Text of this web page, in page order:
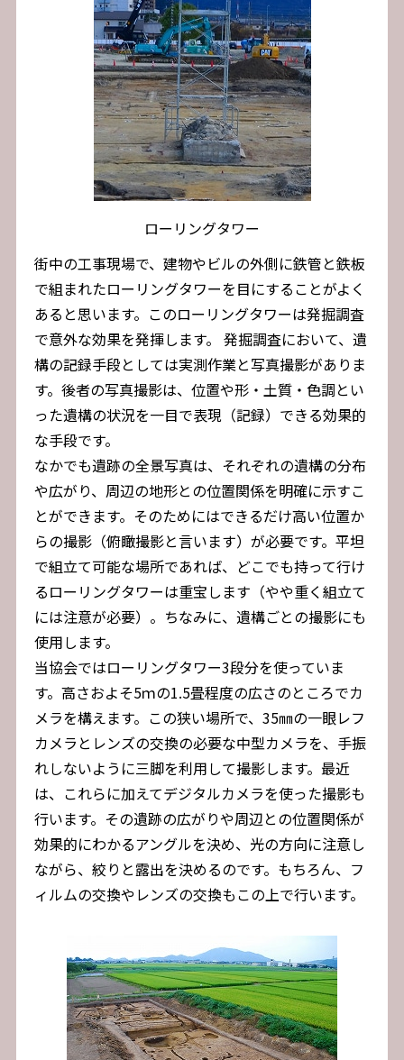
ローリングタワー
街中の工事現場で、建物やビルの外側に鉄管と鉄板
で組まれたローリングタワーを目にすることがよく
あると思います。このローリングタワーは発掘調査
で意外な効果を発揮します。 発掘調査において、遺
構の記録手段としては実測作業と写真撮影がありま
す。後者の写真撮影は、位置や形・土質・色調とい
った遺構の状況を一目で表現（記録）できる効果的
な手段です。
なかでも遺跡の全景写真は、それぞれの遺構の分布
や広がり、周辺の地形との位置関係を明確に示すこ
とができます。そのためにはできるだけ高い位置か
らの撮影（俯瞰撮影と言います）が必要です。平坦
で組立て可能な場所であれば、どこでも持って行け
るローリングタワーは重宝します（やや重く組立て
には注意が必要）。ちなみに、遺構ごとの撮影にも
使用します。
当協会ではローリングタワー3段分を使っていま
す。高さおよそ5ｍの1.5畳程度の広さのところでカ
メラを構えます。この狭い場所で、35㎜の一眼レフ
カメラとレンズの交換の必要な中型カメラを、手振
れしないように三脚を利用して撮影します。最近
は、これらに加えてデジタルカメラを使った撮影も
行います。その遺跡の広がりや周辺との位置関係が
効果的にわかるアングルを決め、光の方向に注意し
ながら、絞りと露出を決めるのです。もちろん、フ
ィルムの交換やレンズの交換もこの上で行います。